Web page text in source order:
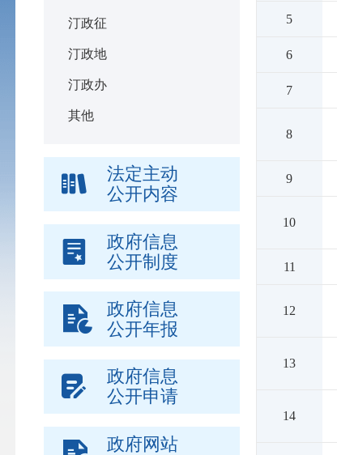
汀政征
汀政地
汀政办
其他
法定主动
公开内容
政府信息
公开制度
政府信息
公开年报
政府信息
公开申请
政府网站
5
6
7
8
9
10
11
12
13
14